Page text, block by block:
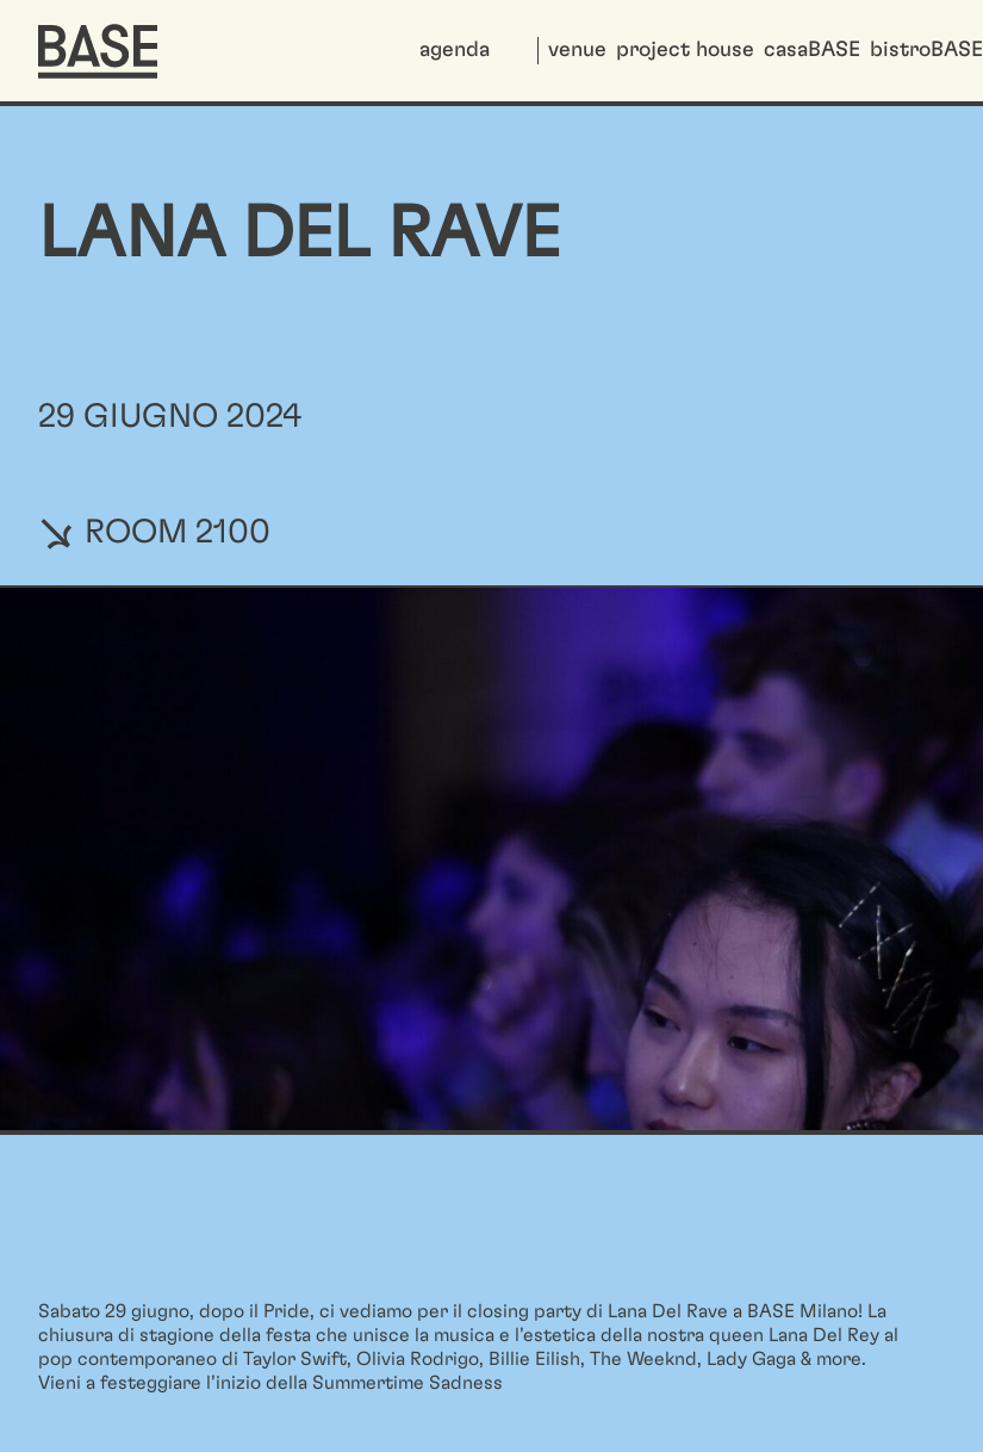
agenda venue project house casaBASE bistroBASE
LANA DEL RAVE
29 GIUGNO 2024
ROOM 2100
Sabato 29 giugno, dopo il Pride, ci vediamo per il closing party di Lana Del Rave a BASE Milano! La
chiusura di stagione della festa che unisce la musica e l’estetica della nostra queen Lana Del Rey al
pop contemporaneo di Taylor Swift, Olivia Rodrigo, Billie Eilish, The Weeknd, Lady Gaga & more.
Vieni a festeggiare l’inizio della Summertime Sadness